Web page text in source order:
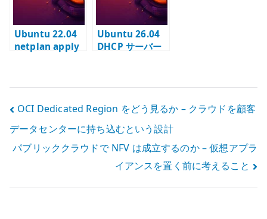
Ubuntu 22.04
netplan apply
ない環境での考
Ubuntu 26.04
DHCP サーバー
投
稿
ナ
ビ
OCI Dedicated Region をどう見るか – クラウドを顧客
データセンターに持ち込むという設計
パブリッククラウドで NFV は成立するのか – 仮想アプラ
イアンスを置く前に考えること